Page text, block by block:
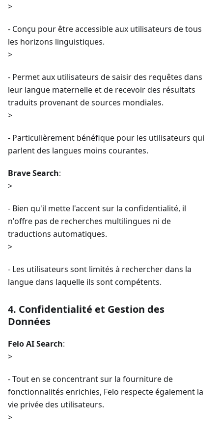
>
- Conçu pour être accessible aux utilisateurs de tous
les horizons linguistiques.
>
- Permet aux utilisateurs de saisir des requêtes dans
leur langue maternelle et de recevoir des résultats
traduits provenant de sources mondiales.
>
- Particulièrement bénéfique pour les utilisateurs qui
parlent des langues moins courantes.
Brave Search:
>
- Bien qu'il mette l'accent sur la confidentialité, il
n'offre pas de recherches multilingues ni de
traductions automatiques.
>
- Les utilisateurs sont limités à rechercher dans la
langue dans laquelle ils sont compétents.
4. Confidentialité et Gestion des
Données
Felo AI Search:
>
- Tout en se concentrant sur la fourniture de
fonctionnalités enrichies, Felo respecte également la
vie privée des utilisateurs.
>